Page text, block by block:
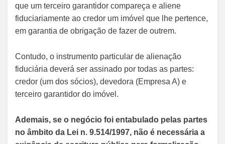
que um terceiro garantidor compareça e aliene
fiduciariamente ao credor um imóvel que lhe pertence,
em garantia de obrigação de fazer de outrem.
Contudo, o instrumento particular de alienação
fiduciária deverá ser assinado por todas as partes:
credor (um dos sócios), devedora (Empresa A) e
terceiro garantidor do imóvel.
Ademais, se o negócio foi entabulado pelas partes
no âmbito da Lei n. 9.514/1997, não é necessária a